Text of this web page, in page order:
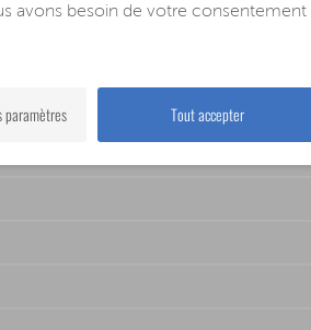
avons besoin de votre consentement
Tout accepter
paramètres